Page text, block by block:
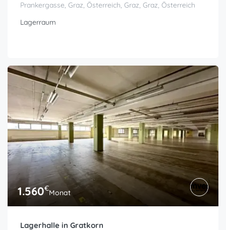
Prankergasse, Graz, Österreich, Graz, Graz, Österreich
Lagerraum
1.560€Monat
Lagerhalle in Gratkorn